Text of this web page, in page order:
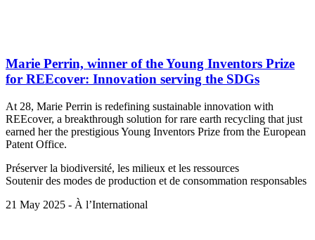
Marie Perrin, winner of the Young Inventors Prize
for REEcover: Innovation serving the SDGs
At 28, Marie Perrin is redefining sustainable innovation with
REEcover, a breakthrough solution for rare earth recycling that just
earned her the prestigious Young Inventors Prize from the European
Patent Office.
Préserver la biodiversité, les milieux et les ressources
Soutenir des modes de production et de consommation responsables
21 May 2025 - À l’International